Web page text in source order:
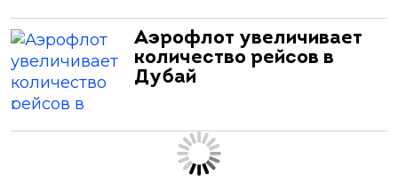
Аэрофлот увеличивает
количество рейсов в
Дубай